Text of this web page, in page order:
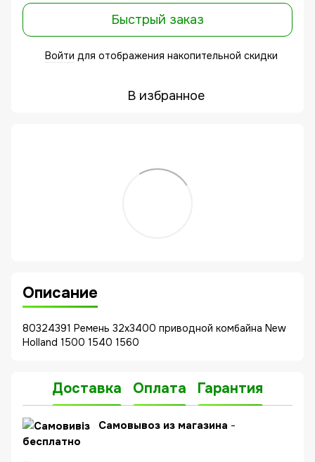
Быстрый заказ
Войти для отображения накопительной скидки
В избранное
Описание
80324391 Ремень 32x3400 приводной комбайна New
Holland 1500 1540 1560
Доставка Оплата Гарантия
Cамовывоз из магазина -
бесплатно